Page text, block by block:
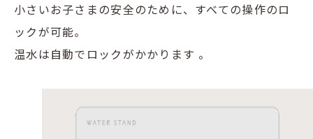
小さいお子さまの安全のために、すべての操作のロ
ックが可能。
温水は自動でロックがかかります 。